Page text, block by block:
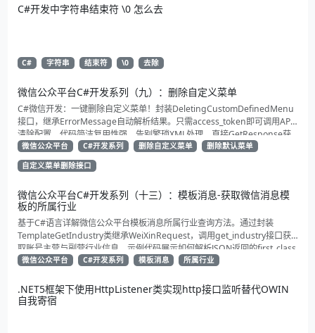
C#开发中字符串结束符 \0 怎么去
C# 字符串 结束符 \0 去除
微信公众平台C#开发系列（九）：删除自定义菜单
C#微信开发：一键删除自定义菜单！封装DeletingCustomDefinedMenu
接口，继承ErrorMessage自动解析结果。只需access_token即可调用API
清除配置。代码简洁复用性强，告别繁琐XML处理，直接GetResponse获
取状态。适合动态管理公众号的开发者，建议收藏备用！
微信公众平台 C#开发系列 删除自定义菜单
删除默认菜单
自定义菜单删除接口
微信公众平台C#开发系列（十三）：模板消息-获取微信消息模
板的所属行业
基于C#语言详解微信公众平台模板消息所属行业查询方法。通过封装
TemplateGetIndustry类继承WeiXinRequest，调用get_industry接口获
取账号主营与副营行业信息。示例代码展示如何解析JSON返回的first_class
与second_class数据，为开发者提供合规通知场景开发支持
微信公众平台 C#开发系列 模板消息 所属行业
.NET5框架下使用HttpListener类实现http接口监听替代OWIN
自我寄宿